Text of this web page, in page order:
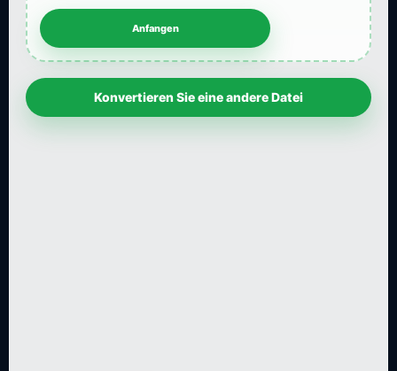
Konvertieren Sie eine andere Datei